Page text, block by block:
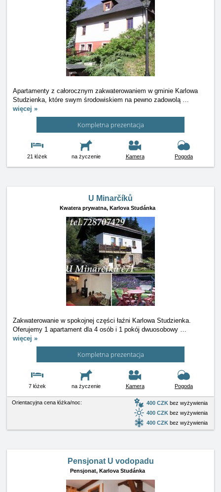
Apartamenty z całorocznym zakwaterowaniem w gminie Karlowa
Studzienka, które swym środowiskiem na pewno zadowolą …
więcej »
Kompletna prezentacja
21 łóżek na życzenie Kamera Pogoda
U Minarčíků
Kwatera prywatna, Karlova Studánka
Zakwaterowanie w spokojnej części łaźni Karlowa Studzienka.
Oferujemy 1 apartament dla 4 osób i 1 pokój dwuosobowy …
więcej »
Kompletna prezentacja
7 łóżek na życzenie Kamera Pogoda
Orientacyjna cena łóżka/noc: 400 CZK bez wyżywienia
400 CZK bez wyżywienia
400 CZK bez wyżywienia
Pensjonat U vodopadu
Pensjonat, Karlova Studánka